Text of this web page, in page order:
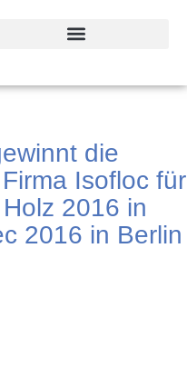
die
Isofloc für
2016 in
2016 in Berlin